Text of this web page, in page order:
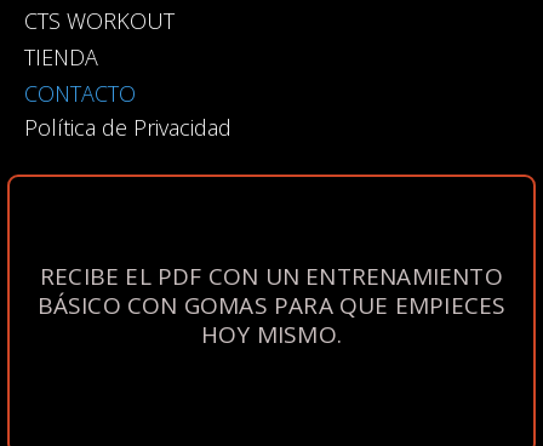
CTS WORKOUT
TIENDA
CONTACTO
Política de Privacidad
RECIBE EL PDF CON UN ENTRENAMIENTO
BÁSICO CON GOMAS PARA QUE EMPIECES
HOY MISMO.